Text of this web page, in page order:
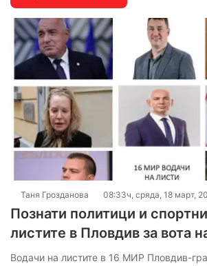
Таня Грозданова 08:33ч, сряда, 18 март,
Познати политици и
листите в Пловдив за вота
Водачи на листите в 16 МИР Пловдив-